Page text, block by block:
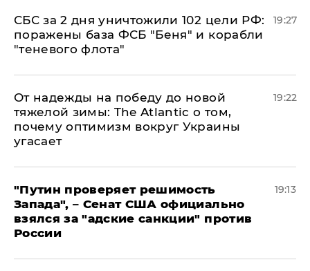
СБС за 2 дня уничтожили 102 цели РФ:
поражены база ФСБ "Беня" и корабли
"теневого флота"
19:27
От надежды на победу до новой
тяжелой зимы: The Atlantic о том,
почему оптимизм вокруг Украины
угасает
19:22
"Путин проверяет решимость
Запада", – Сенат США официально
взялся за "адские санкции" против
России
19:13